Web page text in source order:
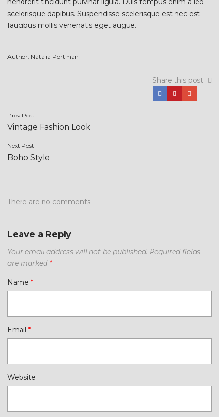
hendrerit tincidunt pulvinar ligula. Duis tempus enim a leo
scelerisque dapibus. Suspendisse scelerisque est nec est
faucibus mollis venenatis eget augue.
Author: Natalia Portman
Share this post
Post
navigation
Prev Post
Vintage Fashion Look
Next Post
Boho Style
There are no comments
Leave a Reply
Your email address will not be published. Required fields
are marked *
Name *
Email *
Website